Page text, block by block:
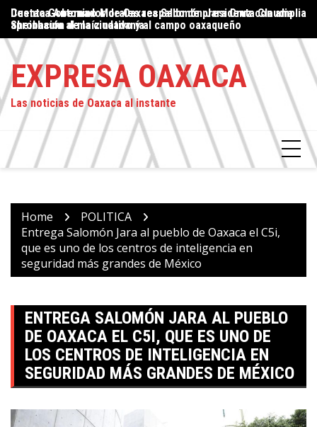
Skip
content
Destaca Antonino Morales respaldo de presidenta Claudia
Sheinbaum al maíz nativo y al campo oaxaqueño
Proteger el ejercicio del periodismo: un compromiso del
Estado, asegura Jesús Romero
EXPRESA OAXACA
Las noticias de Oaxaca al instante
Home
POLITICA
Entrega Salomón Jara al pueblo de Oaxaca el C5i,
que es uno de los centros de inteligencia en
seguridad más grandes de México
ENTREGA SALOMÓN JARA AL PUEBLO
DE OAXACA EL C5I, QUE ES UNO DE
LOS CENTROS DE INTELIGENCIA EN
SEGURIDAD MÁS GRANDES DE MÉXICO